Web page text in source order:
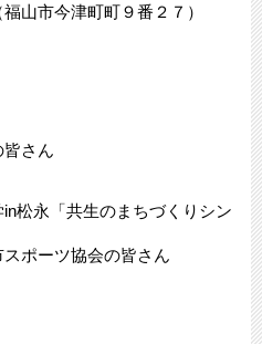
山市今津町町９番２７）
さん
松永「共生のまちづくりシン
ポーツ協会の皆さん